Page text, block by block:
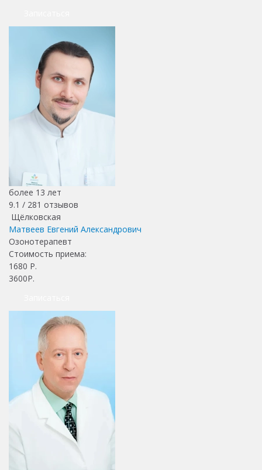
более 13 лет
9.1 / 281 отзывов
Щёлковская
Матвеев Евгений Александрович
Озонотерапевт
Стоимость приема:
1680 Р.
3600Р.